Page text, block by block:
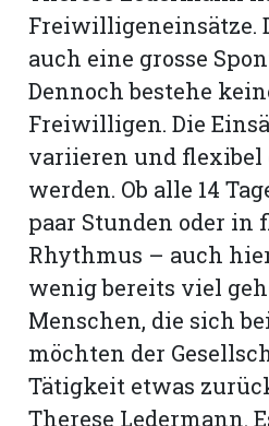
Freiwilligeneinsätze.
auch eine grosse
Dennoch bestehe
Freiwilligen. Die
variieren und
werden. Ob alle 14
paar Stunden oder in
Rhythmus – auch
wenig bereits viel
Menschen, die sich
möchten der
Tätigkeit etwas
Therese Ledermann.